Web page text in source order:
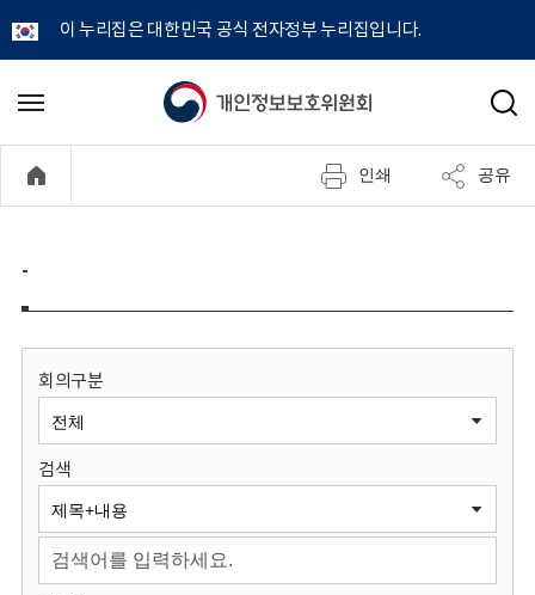
이 누리집은 대한민국 공식 전자정부 누리집입니다.
개
정
보
원
회
메
기
검
인쇄 공유
-
회의구분
검색